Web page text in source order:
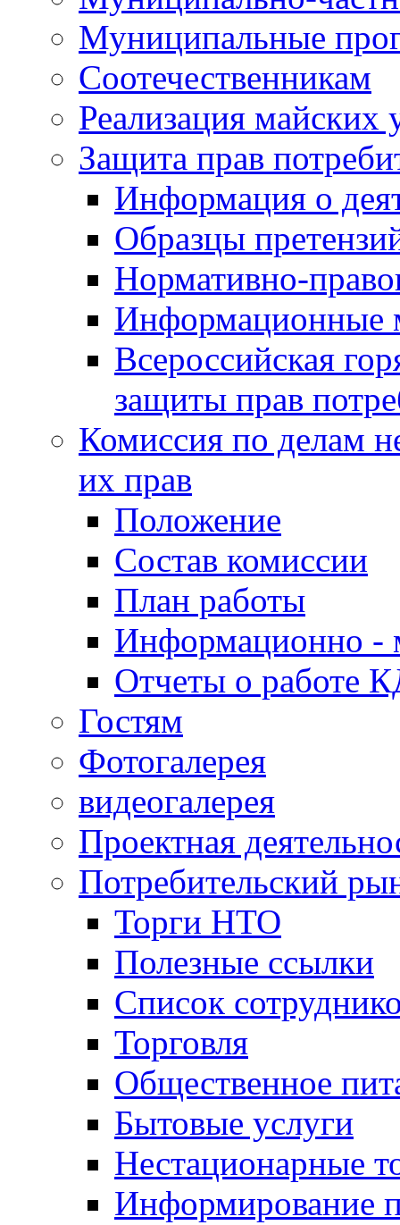
Муниципальные
Соотечественникам
Реализация майских
Защита прав
Информация о
Образцы
Нормативно-
Информационные
Всероссийская
защиты прав
Комиссия по делам
их прав
Положение
Состав комиссии
План работы
Информационно -
Отчеты о работе
Гостям
Фотогалерея
видеогалерея
Проектная
Потребительский
Торги НТО
Полезные ссылки
Список
Торговля
Общественное
Бытовые услуги
Нестационарные
Информирование